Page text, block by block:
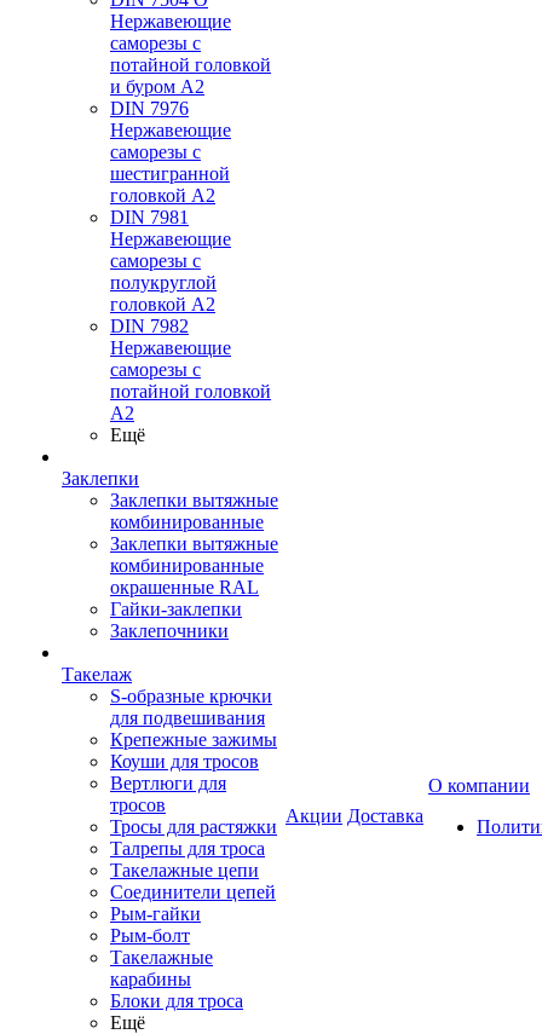
Нержавеющие
саморезы с
потайной головкой
и буром А2
DIN 7976
Нержавеющие
саморезы с
шестигранной
головкой А2
DIN 7981
Нержавеющие
саморезы с
полукруглой
головкой А2
DIN 7982
Нержавеющие
саморезы с
потайной головкой
А2
Ещё
Заклепки
Заклепки вытяжные
комбинированные
Заклепки вытяжные
комбинированные
окрашенные RAL
Гайки-заклепки
Заклепочники
Такелаж
S-образные крючки
для подвешивания
Крепежные зажимы
Коуши для тросов
Вертлюги для
тросов
Тросы для растяжки
Талрепы для троса
Такелажные цепи
Соединители цепей
Рым-гайки
Рым-болт
Такелажные
карабины
Блоки для троса
Ещё
Акции Доставка
О компании